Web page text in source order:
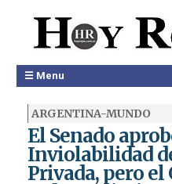
☰ Menu
ARGENTINA-MUNDO
El Senado
Inviolabilidad
Privada, pero